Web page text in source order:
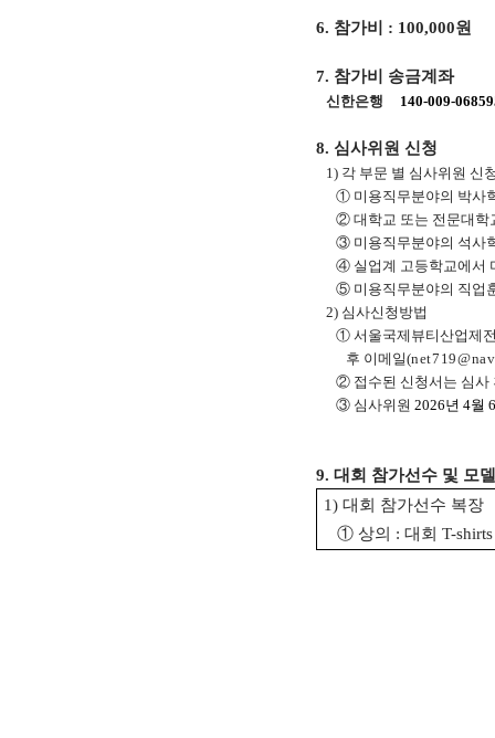
6. 참가비 : 100,000원
7. 참가비 송금계좌
신한은행 140-009-
8. 심사위원 신청
1) 각 부문 별 심사위원 신
① 미용직무분야의 박사학
② 대학교 또는 전문대학
③ 미용직무분야의 석사학
④ 실업계 고등학교에서
⑤ 미용직무분야의 직업훈
2) 심사신청방법
① 서울국제뷰티산업제
후 이메일(
② 접수된 신청서는 심사
③ 심사위원 2026년 4월
9. 대회 참가선수 및 모
1) 대회 참가선수 복장
① 상의 : 대회 T-shirts